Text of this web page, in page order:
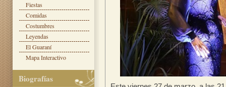
Fiestas
Comidas
Costumbres
Leyendas
El Guaraní
Mapa Interactivo
Biografías